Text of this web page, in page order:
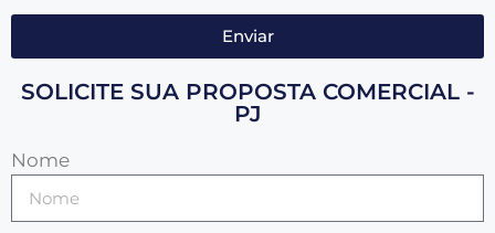
Enviar
SOLICITE SUA PROPOSTA COMERCIAL -
PJ
Nome